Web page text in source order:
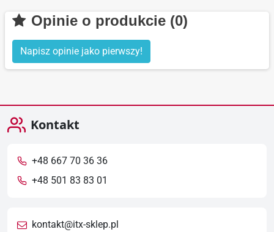
nie
Opinie o produkcie (0)
Napisz opinie jako pierwszy!
Kontakt
+48 667 70 36 36
+48 501 83 83 01
kontakt@itx-sklep.pl